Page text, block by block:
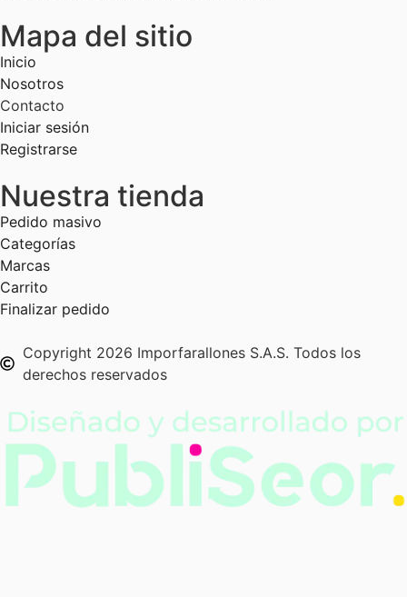
Mapa del sitio
Inicio
Nosotros
Contacto
Iniciar sesión
Registrarse
Nuestra tienda
Pedido masivo
Categorías
Marcas
Carrito
Finalizar pedido
Copyright 2026 Imporfarallones S.A.S. Todos los
derechos reservados